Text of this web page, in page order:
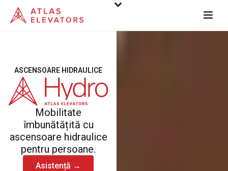
ASCENSOARE HIDRAULICE
Mobilitate
îmbunătățită cu
ascensoare hidraulice
pentru persoane.
Asistență →